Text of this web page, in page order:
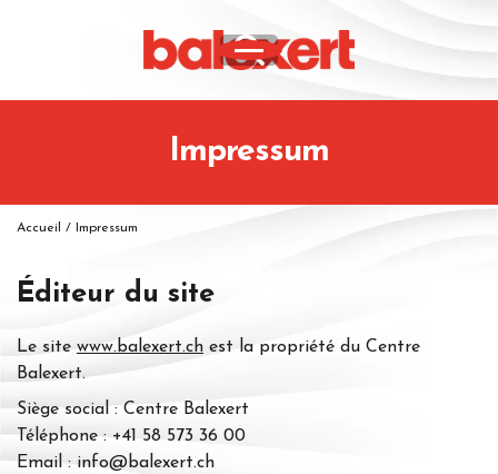
Impressum
Accueil / Impressum
Éditeur du site
Le site www.balexert.ch est la propriété du Centre
Balexert.
Siège social : Centre Balexert
Téléphone : +41 58 573 36 00
Email : info@balexert.ch